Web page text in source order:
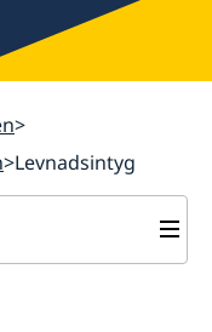
Levnadsintyg